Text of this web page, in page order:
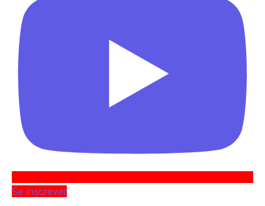
Se inscrever